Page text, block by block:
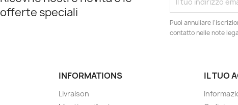
offerte speciali
Puoi annullare
contatto nelle note
INFORMATIONS
Livraison
IL TUO